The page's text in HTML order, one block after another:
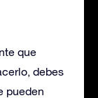
que
debes
pueden